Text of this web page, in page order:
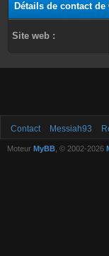
Détails de contact de
Site web :
Contact Messiah93
Moteur MyBB , © 2002-2026